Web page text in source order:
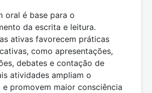
oral é base para o
da escrita e leitura.
ativas favorecem práticas
como apresentações,
debates e contação de
atividades ampliam o
promovem maior consciência